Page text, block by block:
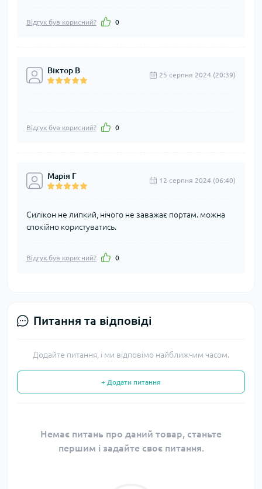
Відгук був корисний? 0
Віктор В 25 серпня 2024 (20:39)
Відгук був корисний? 0
Марія Г 12 серпня 2024 (06:40)
Силікон не липкий, нічого не заважає портам. можна
спокійно користуватись.
Відгук був корисний? 0
Питання та відповіді
Додайте питання, і ми відповімо найближчим часом.
+ Додати питання
Немає питань про даний товар, станьте
першим і задайте своє питання.